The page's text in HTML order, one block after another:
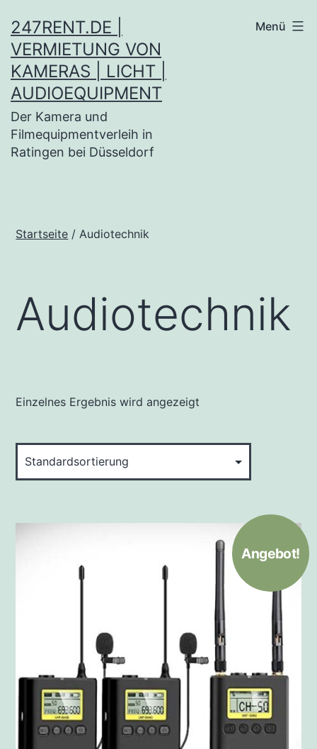
247RENT.DE |
VERMIETUNG VON
KAMERAS | LICHT |
AUDIOEQUIPMENT
Der Kamera und
Filmequipmentverleih in
Ratingen bei Düsseldorf
Menü
Startseite / Audiotechnik
Audiotechnik
Einzelnes Ergebnis wird angezeigt
Angebot!